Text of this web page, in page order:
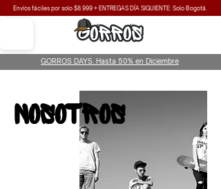
Envíos fáciles por solo $8.999 + ENTREGAS DÍA SIGUIENTE: Solo Bogotá.
GORROS DAYS. Hasta 50% en Diciembre
NOSOTROS